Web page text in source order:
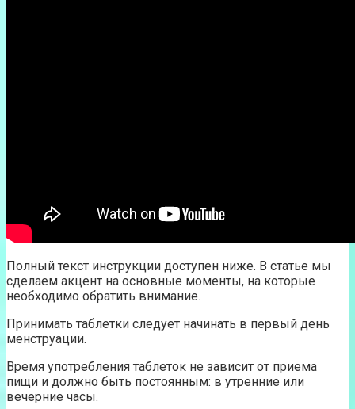
Полный текст инструкции доступен ниже. В статье мы
сделаем акцент на основные моменты, на которые
необходимо обратить внимание.
Принимать таблетки следует начинать в первый день
менструации.
Время употребления таблеток не зависит от приема
пищи и должно быть постоянным: в утренние или
вечерние часы.